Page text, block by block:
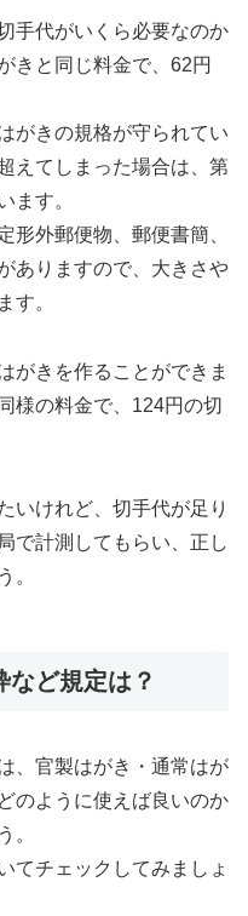
手代がいくら必要なのか
きと同じ料金で、62円
がきの規格が守られてい
えてしまった場合は、第
ます。
形外郵便物、郵便書簡、
ありますので、大きさや
す。
がきを作ることができま
様の料金で、124円の切
いけれど、切手代が足り
で計測してもらい、正し
。
など規定は？
、官製はがき・通常はが
のように使えば良いのか
。
てチェックしてみましょ